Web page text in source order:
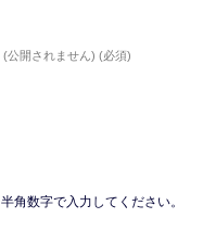
(公開されません) (必須)
角数字で入力してください。